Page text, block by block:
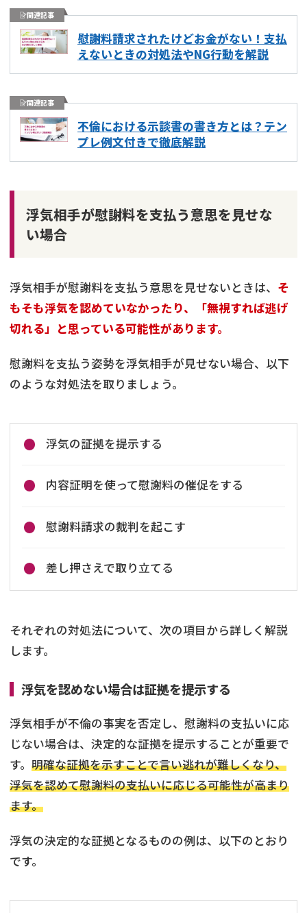
関連記事
慰謝料請求されたけどお金がない！支払
えないときの対処法やNG行動を解説
関連記事
不倫における示談書の書き方とは？テン
プレ例文付きで徹底解説
浮気相手が慰謝料を支払う意思を見せな
い場合
浮気相手が慰謝料を支払う意思を見せないときは、 そ
もそも浮気を認めていなかったり、「無視すれば逃げ
切れる」と思っている可能性があります。
慰謝料を支払う姿勢を浮気相手が見せない場合、以下
のような対処法を取りましょう。
浮気の証拠を提示する
内容証明を使って慰謝料の催促をする
慰謝料請求の裁判を起こす
差し押さえで取り立てる
それぞれの対処法について、次の項目から詳しく解説
します。
浮気を認めない場合は証拠を提示する
浮気相手が不倫の事実を否定し、慰謝料の支払いに応
じない場合は、決定的な証拠を提示することが重要で
す。 明確な証拠を示すことで言い逃れが難しくなり、
浮気を認めて慰謝料の支払いに応じる可能性が高まり
ます。
浮気の決定的な証拠となるものの例は、以下のとおり
です。